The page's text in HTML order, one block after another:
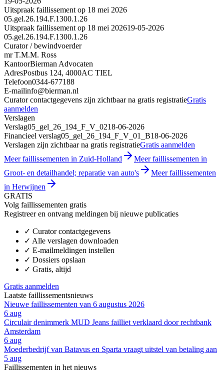
Uitspraak faillissement op 18 mei 2026
05.gel.26.194.F.1300.1.26
Uitspraak faillissement op 18 mei 202619-05-2026
05.gel.26.194.F.1300.1.26
Curator / bewindvoerder
mr T.M.M. Ross
KantoorBierman Advocaten
AdresPostbus 124, 4000AC TIEL
Telefoon0344-677188
E-mailinfo@bierman.nl
Curator contactgegevens zijn zichtbaar na gratis registratieGratis
aanmelden
Verslagen
Verslag05_gel_26_194_F_V_0218-06-2026
Financieel verslag05_gel_26_194_F_V_01_B18-06-2026
Verslagen zijn zichtbaar na gratis registratieGratis aanmelden
Meer faillissementen in Zuid-Holland
Meer faillissementen in
Groot- en detailhandel; reparatie van auto's
Meer faillissementen
in Herwijnen
GRATIS
Volg faillissementen gratis
Registreer en ontvang meldingen bij nieuwe publicaties
✓ Curator contactgegevens
✓ Alle verslagen downloaden
✓ E-mailmeldingen instellen
✓ Dossiers opslaan
✓ Gratis, altijd
Gratis aanmelden
Laatste faillissementsnieuws
Nieuwe faillissementen van 6 augustus 2026
6 aug
Circulair denimmerk MUD Jeans failliet verklaard door rechtbank
Amsterdam
6 aug
Moederbedrijf van Batavus en Sparta vraagt uitstel van betaling aan
5 aug
Faillissementen in het nieuws